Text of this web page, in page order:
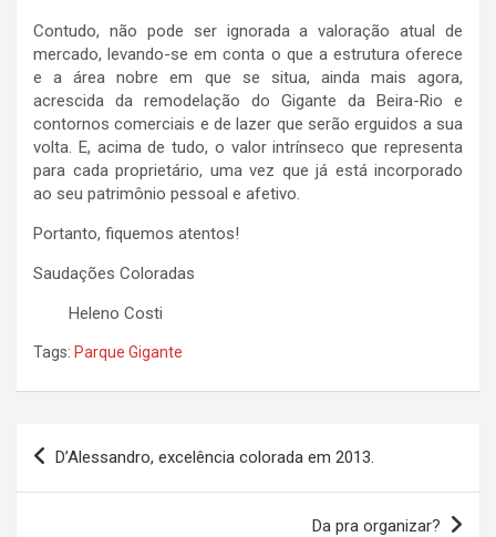
Contudo, não pode ser ignorada a valoração atual de
mercado, levando-se em conta o que a estrutura oferece
e a área nobre em que se situa, ainda mais agora,
acrescida da remodelação do Gigante da Beira-Rio e
contornos comerciais e de lazer que serão erguidos a sua
volta. E, acima de tudo, o valor intrínseco que representa
para cada proprietário, uma vez que já está incorporado
ao seu patrimônio pessoal e afetivo.
Portanto, fiquemos atentos!
Saudações Coloradas
Heleno Costi
Tags: Parque Gigante
Navegação
D’Alessandro, excelência colorada em 2013.
Da pra organizar?